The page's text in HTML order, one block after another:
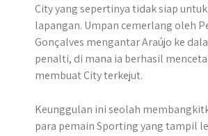
City yang sepertinya tidak siap
lapangan. Umpan cemerlang oleh
Gonçalves mengantar Araújo ke
penalti, di mana ia berhasil
membuat City terkejut.
Keunggulan ini seolah
para pemain Sporting yang tampil